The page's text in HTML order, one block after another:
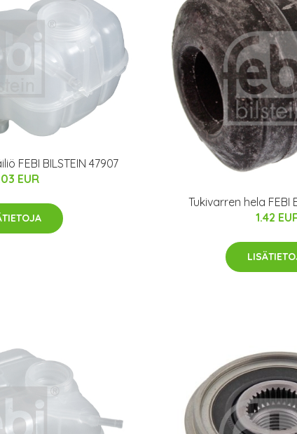
FEBI BILSTEIN 47907
EUR
Tukivarren hela FEBI
1.42